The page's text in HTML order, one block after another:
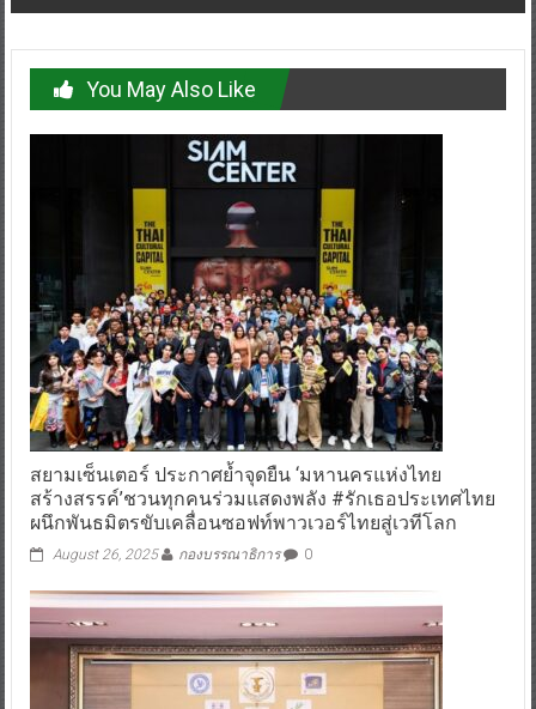
You May Also Like
สยามเซ็นเตอร์ ประกาศย้ำจุดยืน ‘มหานครแห่งไทย
สร้างสรรค์’ชวนทุกคนร่วมแสดงพลัง #รักเธอประเทศไทย
ผนึกพันธมิตรขับเคลื่อนซอฟท์พาวเวอร์ไทยสู่เวทีโลก
August 26, 2025 กองบรรณาธิการ 0